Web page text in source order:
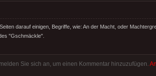
darauf einigen, Begriffe, wie: An der Macht, oder
"Gschmäckle".
Sie sich an, um einen Kommentar hinzuzufügen.